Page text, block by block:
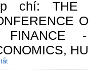
chí: THE